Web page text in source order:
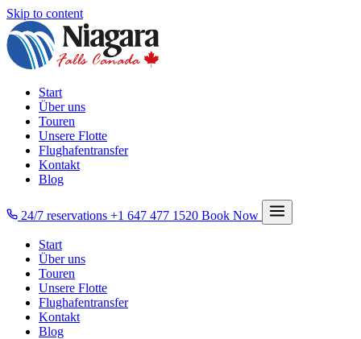
Skip to content
Start
Über uns
Touren
Unsere Flotte
Flughafentransfer
Kontakt
Blog
24/7 reservations +1 647 477 1520 Book Now
Start
Über uns
Touren
Unsere Flotte
Flughafentransfer
Kontakt
Blog